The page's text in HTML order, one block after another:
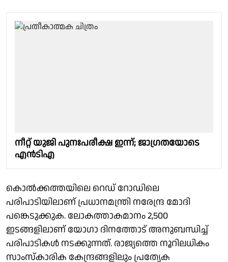
നീറ്റ് യുജി പുനഃപരീക്ഷ ഇന്ന്; ജാഗ്രതയോടെ
എൻടിഎ
കൊൽക്കത്തയിലെ റെഡ് റോഡിലെ
പരിപാടിയിലാണ് പ്രധാനമന്ത്രി നരേന്ദ്ര മോദി
പങ്കെടുക്കുക. ലോകത്താകമാനം 2,500
ഇടങ്ങളിലാണ് യോഗാ ദിനത്തോട് അനുബന്ധിച്ച്
പരിപാടികൾ നടക്കുന്നത്. രാജ്യത്തെ നൂറിലധികം
സാംസ്കാരിക കേന്ദ്രങ്ങളിലും പ്രത്യേക